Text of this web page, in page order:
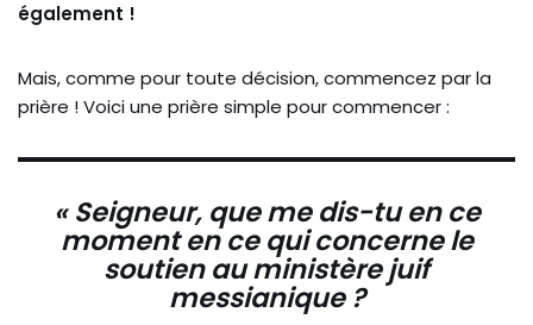
également !
Mais, comme pour toute décision, commencez par la
prière ! Voici une prière simple pour commencer :
« Seigneur, que me dis-tu en ce
moment en ce qui concerne le
soutien au ministère juif
messianique ?